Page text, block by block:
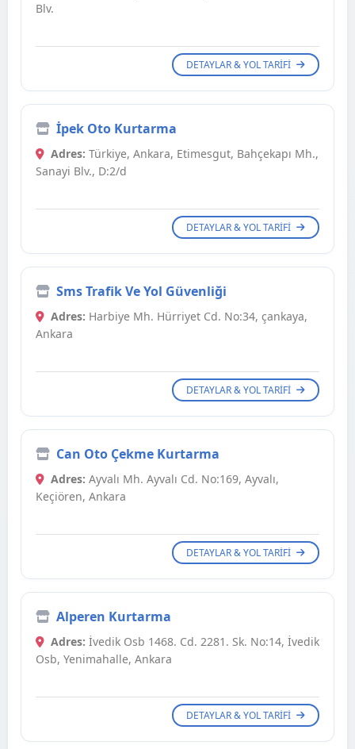
Blv.
DETAYLAR & YOL TARIFI
İpek Oto Kurtarma
Adres: Türkiye, Ankara, Etimesgut, Bahçekapı Mh.,
Sanayi Blv., D:2/d
DETAYLAR & YOL TARIFI
Sms Trafik Ve Yol Güvenliği
Adres: Harbiye Mh. Hürriyet Cd. No:34, çankaya,
Ankara
DETAYLAR & YOL TARIFI
Can Oto Çekme Kurtarma
Adres: Ayvalı Mh. Ayvalı Cd. No:169, Ayvalı,
Keçiören, Ankara
DETAYLAR & YOL TARIFI
Alperen Kurtarma
Adres: İvedik Osb 1468. Cd. 2281. Sk. No:14, İvedik
Osb, Yenimahalle, Ankara
DETAYLAR & YOL TARIFI